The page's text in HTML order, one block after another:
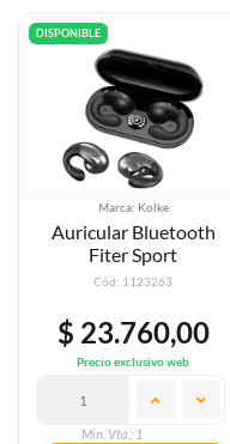
DISPONIBLE
Marca: Kolke
Auricular Bluetooth
Fiter Sport
Cód: 1123263
$ 23.760,00
Precio exclusivo web
Min. Vta.: 1